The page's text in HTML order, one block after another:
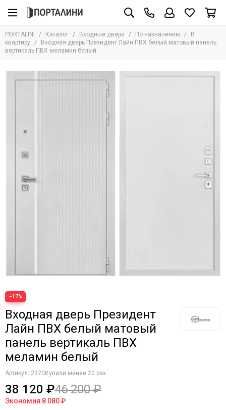
Входные двери
Все товары
По назначению
По назначению
Все товары
В квартиру
Для коттеджа
По цене
PORTALINI Каталог Входные двери По назначению
В
квартиру
Входная дверь Президент Лайн ПВХ белый матовый панель
вертикаль ПВХ меламин белый
−17%
Входная дверь Президент
Лайн ПВХ белый матовый
панель вертикаль ПВХ
меламин белый
Артикул: 2320 Купили менее 20 раз
38 120 ₽46 200 ₽
Экономия 8 080 ₽